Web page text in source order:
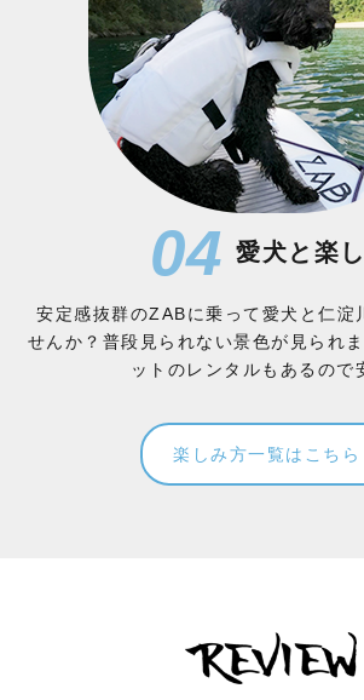
04 愛犬と楽
安定感抜群のZABに乗って愛犬と仁淀
せんか？普段見られない景色が見られ
ットのレンタルもあるので
楽しみ方一覧はこちら